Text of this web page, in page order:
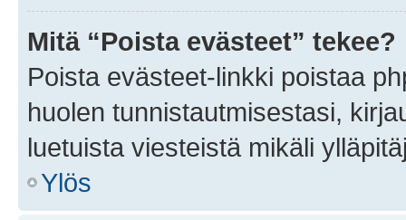
Mitä “Poista evästeet” tekee?
Poista evästeet-linkki poistaa
huolen tunnistautmisestasi,
luetuista viesteistä mikäli
Ylös